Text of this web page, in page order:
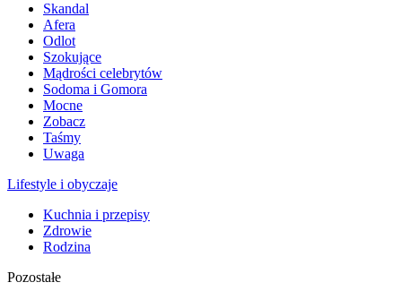
Skandal
Afera
Odlot
Szokujące
Mądrości celebrytów
Sodoma i Gomora
Mocne
Zobacz
Taśmy
Uwaga
Lifestyle i obyczaje
Kuchnia i przepisy
Zdrowie
Rodzina
Pozostałe